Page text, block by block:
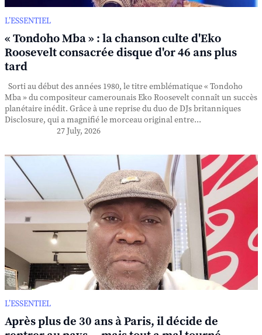
L’ESSENTIEL
« Tondoho Mba » : la chanson culte d'Eko
Roosevelt consacrée disque d'or 46 ans plus
tard
Sorti au début des années 1980, le titre emblématique « Tondoho
Mba » du compositeur camerounais Eko Roosevelt connaît un succès
planétaire inédit. Grâce à une reprise du duo de DJs britanniques
Disclosure, qui a magnifié le morceau original entre...
27 July, 2026
L’ESSENTIEL
Après plus de 30 ans à Paris, il décide de